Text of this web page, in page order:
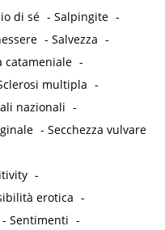
di sé -Salpingite -
-Salvezza -
catameniale -
multipla -
nazionali -
-Secchezza vulvare
-
erotica -
-Sentimenti -